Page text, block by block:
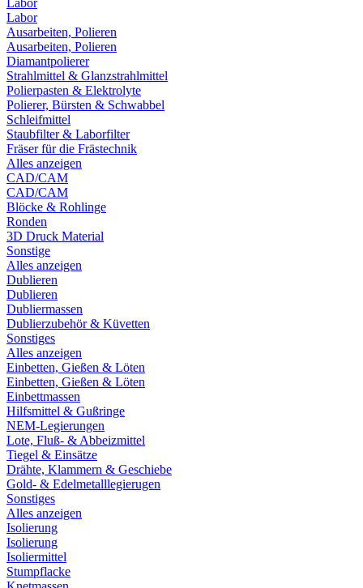
Labor
Labor
Ausarbeiten, Polieren
Ausarbeiten, Polieren
Diamantpolierer
Strahlmittel & Glanzstrahlmittel
Polierpasten & Elektrolyte
Polierer, Bürsten & Schwabbel
Schleifmittel
Staubfilter & Laborfilter
Fräser für die Frästechnik
Alles anzeigen
CAD/CAM
CAD/CAM
Blöcke & Rohlinge
Ronden
3D Druck Material
Sonstige
Alles anzeigen
Dublieren
Dublieren
Dubliermassen
Dublierzubehör & Küvetten
Sonstiges
Alles anzeigen
Einbetten, Gießen & Löten
Einbetten, Gießen & Löten
Einbettmassen
Hilfsmittel & Gußringe
NEM-Legierungen
Lote, Fluß- & Abbeizmittel
Tiegel & Einsätze
Drähte, Klammern & Geschiebe
Gold- & Edelmetalllegierugen
Sonstiges
Alles anzeigen
Isolierung
Isolierung
Isoliermittel
Stumpflacke